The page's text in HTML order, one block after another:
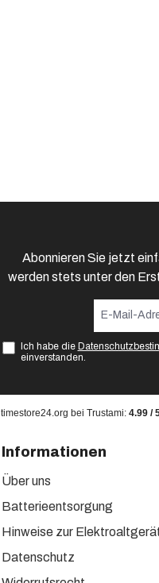
timestore24.org bei Trustami: 4.99/
Abonnieren Sie jetzt
werden stets unter den
Ich habe die
einverstanden.
Informationen
Über uns
Batterieentsorgung
Hinweise zur
Datenschutz